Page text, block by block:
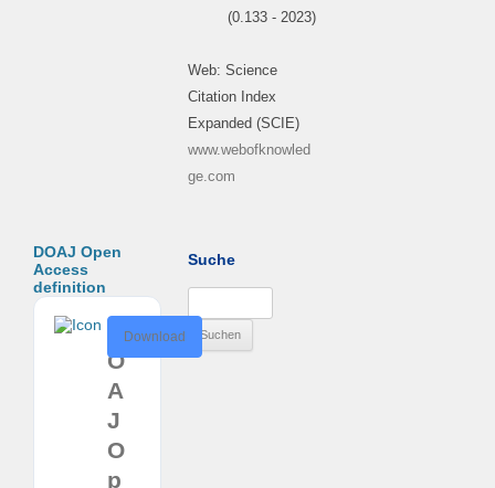
(0.133 - 2023)
Web: Science
Citation Index
Expanded (SCIE)
www.webofknowled
ge.com
DOAJ Open
Access
definition
O
A
J
O
p
Download
Suche
nach: